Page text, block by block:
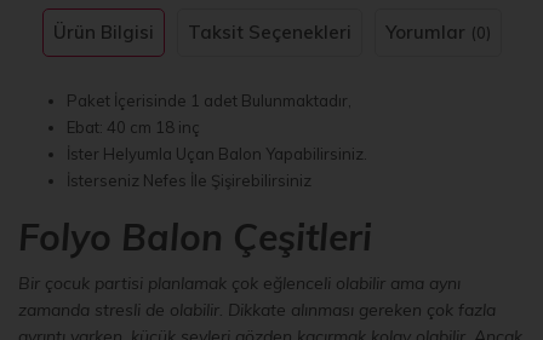
Ürün Bilgisi Taksit Seçenekleri Yorumlar (0)
Paket İçerisinde 1 adet Bulunmaktadır,
Ebat: 40 cm 18 inç
İster Helyumla Uçan Balon Yapabilirsiniz.
İsterseniz Nefes İle Şişirebilirsiniz
Folyo Balon Çeşitleri
Bir çocuk partisi planlamak çok eğlenceli olabilir ama aynı
zamanda stresli de olabilir. Dikkate alınması gereken çok fazla